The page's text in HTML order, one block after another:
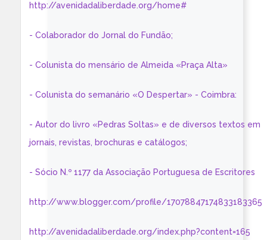
http://avenidadaliberdade.org/home#
- Colaborador do Jornal do Fundão;
- Colunista do mensário de Almeida «Praça Alta»
- Colunista do semanário «O Despertar» - Coimbra:
- Autor do livro «Pedras Soltas» e de diversos textos em
jornais, revistas, brochuras e catálogos;
- Sócio N.º 1177 da Associação Portuguesa de Escritores
http://www.blogger.com/profile/17078847174833183365
http://avenidadaliberdade.org/index.php?content=165